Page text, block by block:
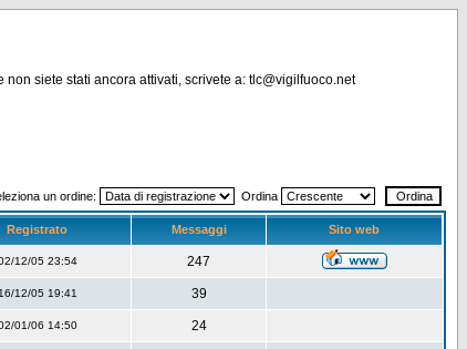
siete stati ancora attivati, scrivete a: tlc@vigilfuoco.net
un ordine: Ordina
Registrato Messaggi Sito web
12/05 23:54 247
16/12/05 19:41 39
01/06 14:50 24